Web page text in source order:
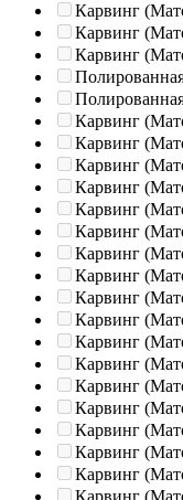
Карвинг
Карвинг
Карвинг
Карвинг
Карвинг
Карвинг
Карвинг
Карвинг
Карвинг
Карвинг
Карвинг
Карвинг
Карвинг
Карвинг
Карвинг
Карвинг
Карвинг
Карвинг
Карвинг
Карвинг